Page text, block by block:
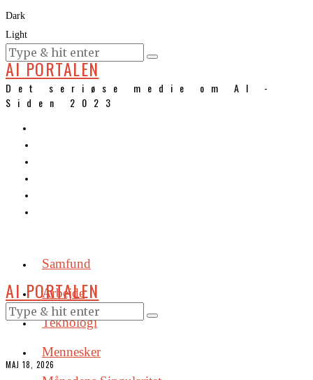
Dark
Light
KURSER
AI PORTALEN
Det seriøse medie om AI -
Siden 2023
Samfund
Arbejde
Teknologi
Mennesker
AI PORTALEN
MAJ 18, 2026